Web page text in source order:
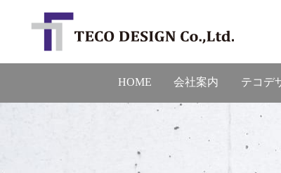
HOME 会社案内 テコデ